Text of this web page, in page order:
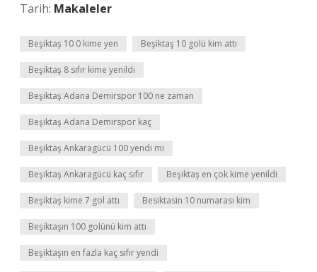
Tarih: Makaleler
Beşiktaş 10 0 kime yen Beşiktaş 10 golü kim attı
Beşiktaş 8 sıfır kime yenildi
Beşiktaş Adana Demirspor 100 ne zaman
Beşiktaş Adana Demirspor kaç
Beşiktaş Ankaragücü 100 yendi mi
Beşiktaş Ankaragücü kaç sıfır Beşiktaş en çok kime yenildi
Beşiktaş kime 7 gol attı Besiktasin 10 numarası kim
Beşiktaşın 100 golünü kim attı
Beşiktaşın en fazla kaç sıfır yendi